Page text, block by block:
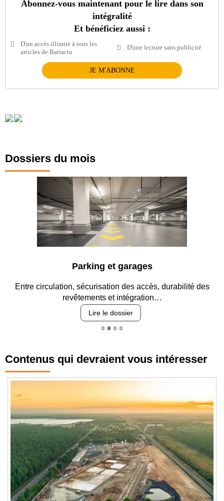
Abonnez-vous maintenant pour le lire dans son
intégralité
Et bénéficiez aussi :
D'un accès illimité à tous les
articles de Batiactu
D'une lecture sans publicité
JE M'ABONNE
Dossiers du mois
Parking et garages
Entre circulation, sécurisation des accès, durabilité des
revêtements et intégration…
Lire le dossier
Contenus qui devraient vous intéresser